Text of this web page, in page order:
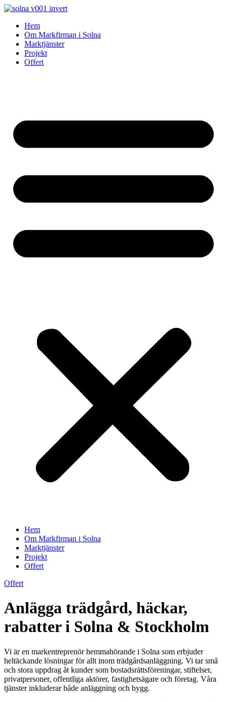
Skip
contentHem
Om Markfirman i Solna
Marktjänster
Projekt
Offert
Hem
Om Markfirman i Solna
Marktjänster
Projekt
Offert
Offert
Anlägga trädgård, häckar,
rabatter i Solna & Stockholm
Vi är en markentreprenör hemmahörande i Solna som erbjuder
heltäckande lösningar för allt inom trädgårdsanläggning. Vi tar små
och stora uppdrag åt kunder som bostadsrättsföreningar, stiftelser,
privatpersoner, offentliga aktörer, fastighetsägare och företag. Våra
tjänster inkluderar både anläggning och bygg.